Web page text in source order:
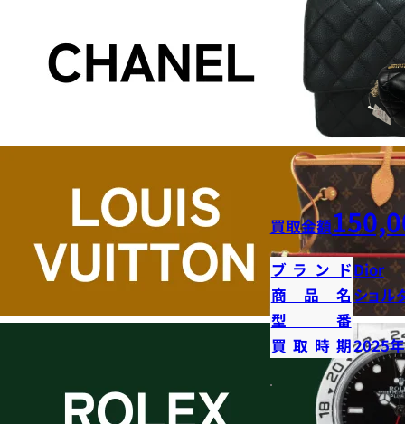
買取金額
ブランドDior
商品名 ショル
型番
買取時期2025